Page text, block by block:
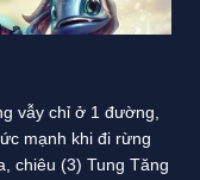
vẫy chỉ ở 1 đường,
mạnh khi đi rừng
chiêu (3) Tung Tăng